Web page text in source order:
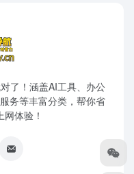
了！涵盖AI工具、办公
务等丰富分类，帮你省
体验！